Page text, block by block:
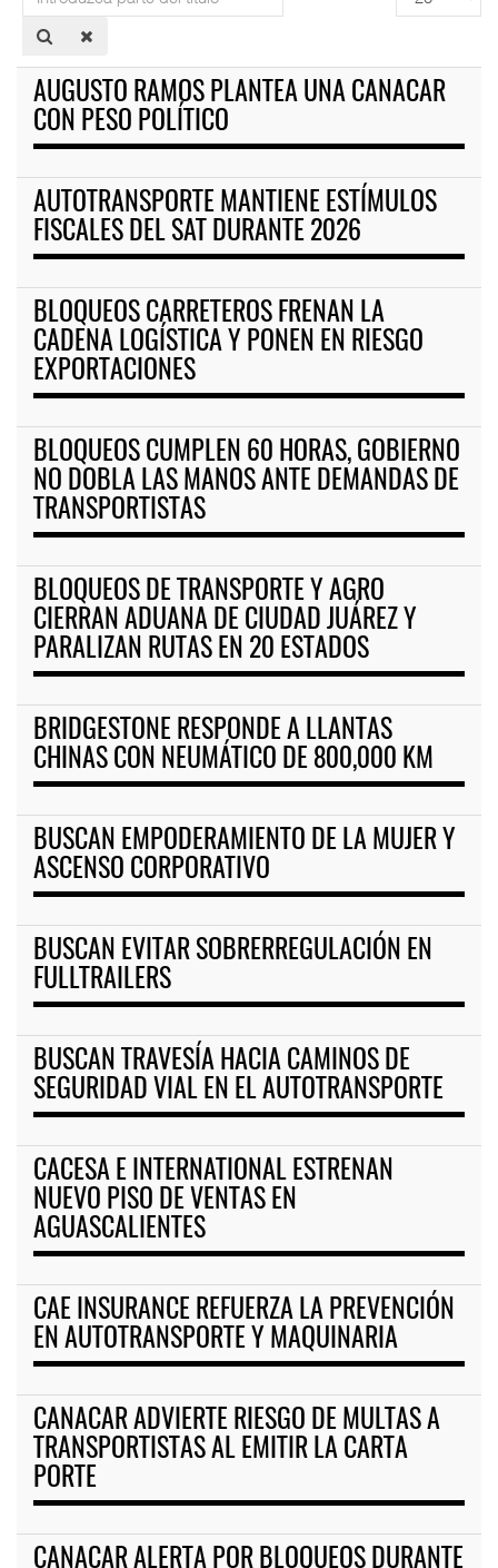
parte
del
a
AUGUSTO RAMOS PLANTEA UNA CANACAR
CON PESO POLÍTICO
AUTOTRANSPORTE MANTIENE ESTÍMULOS
FISCALES DEL SAT DURANTE 2026
BLOQUEOS CARRETEROS FRENAN LA
CADENA LOGÍSTICA Y PONEN EN RIESGO
EXPORTACIONES
BLOQUEOS CUMPLEN 60 HORAS, GOBIERNO
NO DOBLA LAS MANOS ANTE DEMANDAS DE
TRANSPORTISTAS
BLOQUEOS DE TRANSPORTE Y AGRO
CIERRAN ADUANA DE CIUDAD JUÁREZ Y
PARALIZAN RUTAS EN 20 ESTADOS
BRIDGESTONE RESPONDE A LLANTAS
CHINAS CON NEUMÁTICO DE 800,000 KM
BUSCAN EMPODERAMIENTO DE LA MUJER Y
ASCENSO CORPORATIVO
BUSCAN EVITAR SOBRERREGULACIÓN EN
FULLTRAILERS
BUSCAN TRAVESÍA HACIA CAMINOS DE
SEGURIDAD VIAL EN EL AUTOTRANSPORTE
CACESA E INTERNATIONAL ESTRENAN
NUEVO PISO DE VENTAS EN
AGUASCALIENTES
CAE INSURANCE REFUERZA LA PREVENCIÓN
EN AUTOTRANSPORTE Y MAQUINARIA
CANACAR ADVIERTE RIESGO DE MULTAS A
TRANSPORTISTAS AL EMITIR LA CARTA
PORTE
CANACAR ALERTA POR BLOQUEOS DURANTE